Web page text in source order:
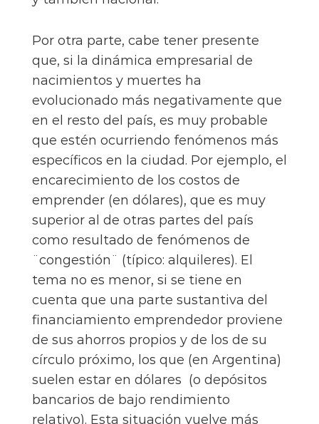
Por otra parte, cabe tener presente
que, si la dinámica empresarial de
nacimientos y muertes ha
evolucionado más negativamente que
en el resto del país, es muy probable
que estén ocurriendo fenómenos más
específicos en la ciudad. Por ejemplo, el
encarecimiento de los costos de
emprender (en dólares), que es muy
superior al de otras partes del país
como resultado de fenómenos de
¨congestión¨ (típico: alquileres). El
tema no es menor, si se tiene en
cuenta que una parte sustantiva del
financiamiento emprendedor proviene
de sus ahorros propios y de los de su
círculo próximo, los que (en Argentina)
suelen estar en dólares (o depósitos
bancarios de bajo rendimiento
relativo). Esta situación vuelve más